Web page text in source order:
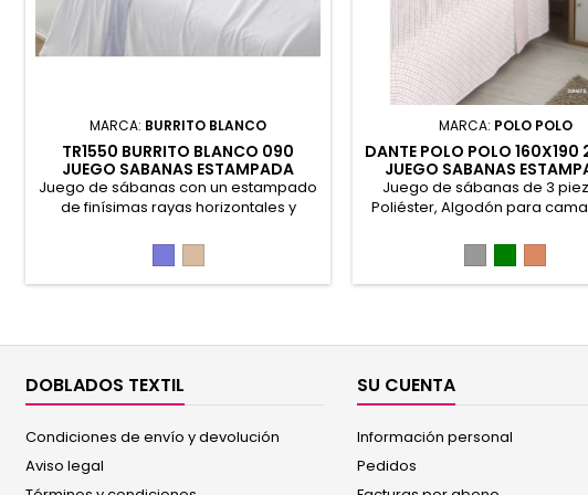
MARCA: BURRITO BLANCO
TR1550 BURRITO BLANCO 090
JUEGO SABANAS ESTAMPADA
Juego de sábanas con un estampado
de finísimas rayas horizontales y
alzada. Tejido de fácil planchado, gran
suavidad y resistencia para un uso
diario cómodo y duradero. 50%
MARCA: POLO POLO
DANTE POLO POLO
JUEGO SABANAS
Juego de sábanas de 3
Poliéster, Algodón para cama
sábana bajera ajustable lisa
de almohada a juego.
en tejido fresco de tacto
DOBLADOS TEXTIL
Condiciones de envío y devolución
Aviso legal
SU CUENTA
Información personal
Pedidos